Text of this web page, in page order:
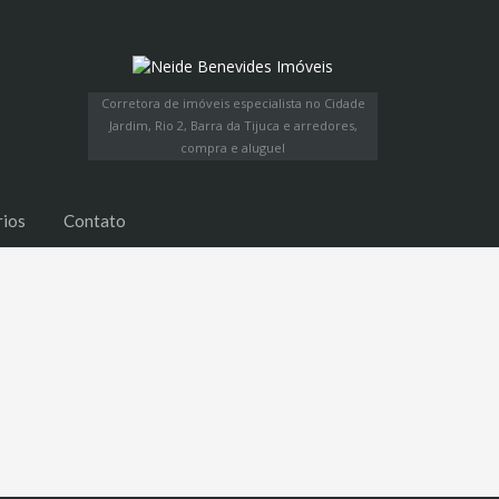
Corretora de imóveis especialista no Cidade
Jardim, Rio 2, Barra da Tijuca e arredores,
compra e aluguel
Contato